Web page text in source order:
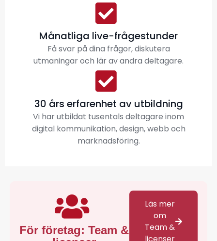
Månatliga live-frågestunder
Få svar på dina frågor, diskutera
utmaningar och lär av andra deltagare.
30 års erfarenhet av utbildning
Vi har utbildat tusentals deltagare inom
digital kommunikation, design, webb och
marknadsföring.
För företag: Team &
Läs mer
om
Team &
licenser